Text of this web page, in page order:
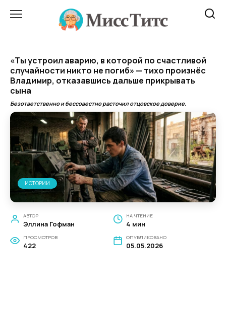
«Ты устроил аварию, в которой по счастливой
случайности никто не погиб» — тихо произнёс
Владимир, отказавшись дальше прикрывать
сына
Безответственно и бессовестно расточил отцовское доверие.
ИСТОРИИ
АВТОР
Эллина Гофман
НА ЧТЕНИЕ
4 мин
ПРОСМОТРОВ
422
ОПУБЛИКОВАНО
05.05.2026